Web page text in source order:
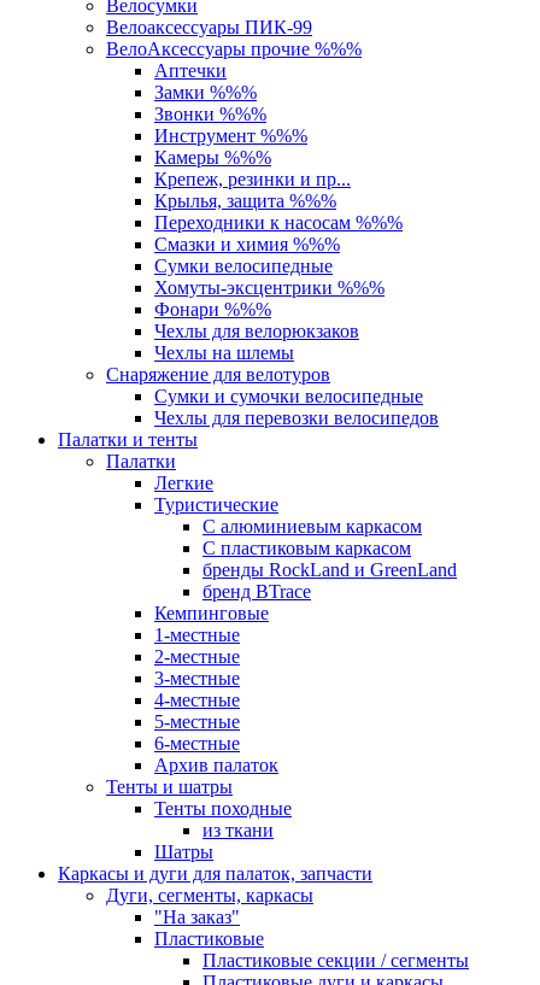
Велосумки
Велоаксессуары ПИК-99
ВелоАксессуары прочие %%%
Аптечки
Замки %%%
Звонки %%%
Инструмент %%%
Камеры %%%
Крепеж, резинки и пр...
Крылья, защита %%%
Переходники к насосам %%%
Смазки и химия %%%
Сумки велосипедные
Хомуты-эксцентрики %%%
Фонари %%%
Чехлы для велорюкзаков
Чехлы на шлемы
Снаряжение для велотуров
Сумки и сумочки велосипедные
Чехлы для перевозки велосипедов
Палатки и тенты
Палатки
Легкие
Туристические
С алюминиевым каркасом
С пластиковым каркасом
бренды RockLand и GreenLand
бренд BTrace
Кемпинговые
1-местные
2-местные
3-местные
4-местные
5-местные
6-местные
Архив палаток
Тенты и шатры
Тенты походные
из ткани
Шатры
Каркасы и дуги для палаток, запчасти
Дуги, сегменты, каркасы
"На заказ"
Пластиковые
Пластиковые секции / сегменты